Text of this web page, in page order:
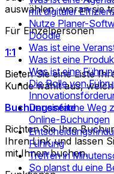
auswählen, woran sie
Für Einzelpersonen
1:1
Bieten Sie eine Liste
Kunde wählt aus,
Buchungsseite
Richten Sie Ihre
Ihren Link und lassen
mit Ihnen buchen.
mit digitaler
Nutze Planer-
Doodle
Was ist eine
Was ist eine
Was ist eine
Die Rolle von
Der einfache Weg
Online-Buchungen
Führung
Treffen in
So planst du eine